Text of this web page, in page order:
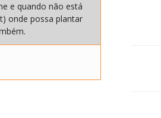
e quando não está
onde possa plantar